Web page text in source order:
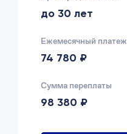
до 30 лет
Ежемесячный платеж
74 780 ₽
Сумма переплаты
98 380 ₽